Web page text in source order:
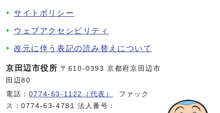
サイトポリシー
ウェブアクセシビリティ
改元に伴う表記の読み替えについて
京田辺市役所 〒610-0393 京都府京田辺市
田辺80
電話： 0774-63-1122（代表）
ファック
ス：0774-63-4781 法人番号：